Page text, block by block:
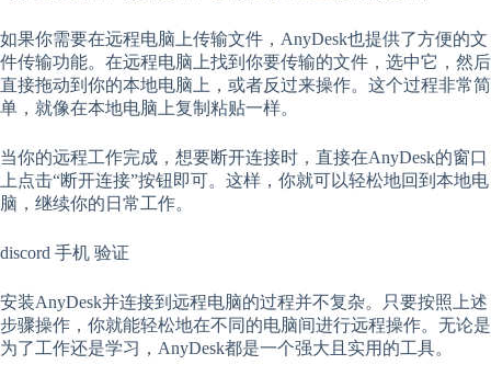
如果你需要在远程电脑上传输文件，AnyDesk也提供了方便的文
件传输功能。在远程电脑上找到你要传输的文件，选中它，然后
直接拖动到你的本地电脑上，或者反过来操作。这个过程非常简
单，就像在本地电脑上复制粘贴一样。
当你的远程工作完成，想要断开连接时，直接在AnyDesk的窗口
上点击“断开连接”按钮即可。这样，你就可以轻松地回到本地电
脑，继续你的日常工作。
discord 手机 验证
安装AnyDesk并连接到远程电脑的过程并不复杂。只要按照上述
步骤操作，你就能轻松地在不同的电脑间进行远程操作。无论是
为了工作还是学习，AnyDesk都是一个强大且实用的工具。